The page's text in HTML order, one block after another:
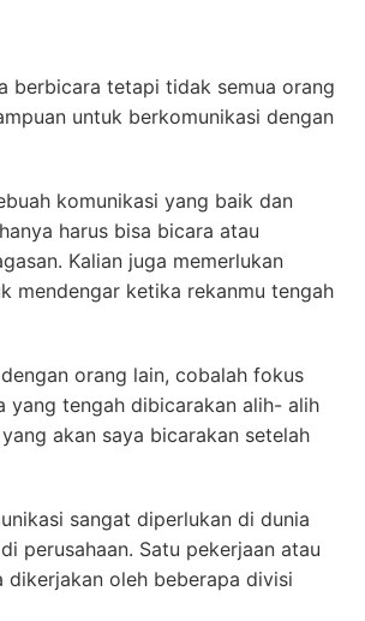
berbicara tetapi tidak semua orang
untuk berkomunikasi dengan
komunikasi yang baik dan
harus bisa bicara atau
Kalian juga memerlukan
mendengar ketika rekanmu tengah
orang lain, cobalah fokus
yang tengah dibicarakan alih- alih
akan saya bicarakan setelah
sangat diperlukan di dunia
perusahaan. Satu pekerjaan atau
dikerjakan oleh beberapa divisi